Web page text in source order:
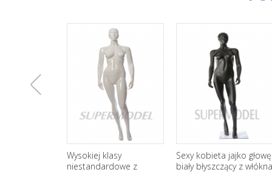
Wysokiej klasy
niestandardowe z
Sexy kobieta jajko głowę
biały błyszczący z włókna
Sexy